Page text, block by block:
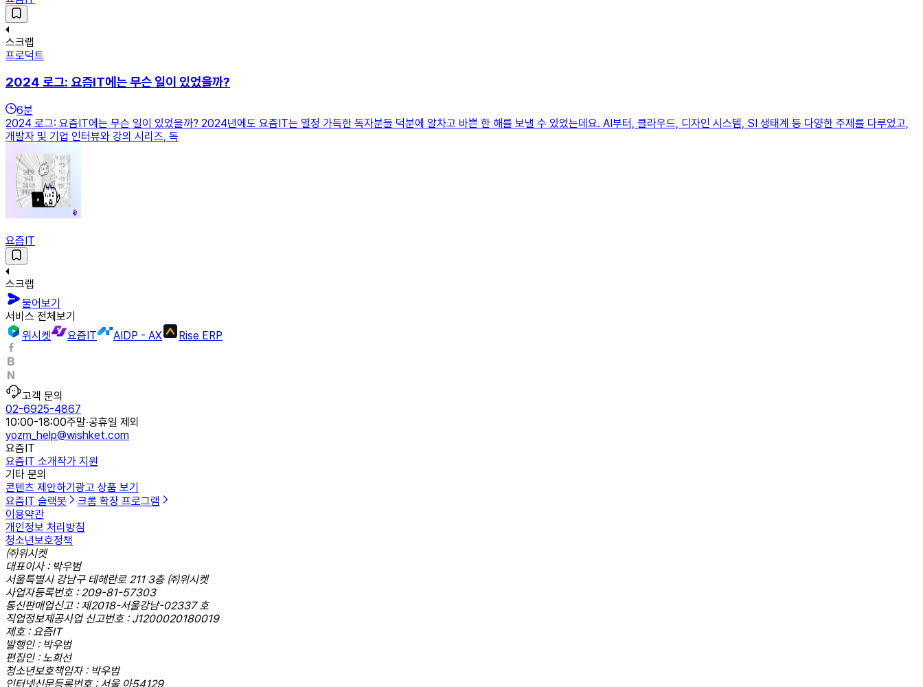
스크랩
프로덕트
2024 로그: 요즘IT에는 무슨 일이 있었을까?
6분
2024 로그: 요즘IT에는 무슨 일이 있었을까? 2024년에도 요즘IT는 열정 가득한 독자분들 덕분에 알차고 바쁜 한 해를 보낼 수 있었는데요. AI부터, 클라우드, 디자인 시스템, SI 생태계 등 다양한 주제를 다루었고,
개발자 및 기업 인터뷰와 강의 시리즈, 독
요즘IT
스크랩
물어보기
서비스 전체보기
위시켓
요즘IT AIDP - AX Rise ERP
고객 문의
02-6925-4867
10:00-18:00주말·공휴일 제외
yozm_help@wishket.com
요즘IT
요즘IT 소개작가 지원
기타 문의
콘텐츠 제안하기 광고 상품 보기
요즘IT 슬랙봇
크롬 확장 프로그램
이용약관
개인정보 처리방침
청소년보호정책
㈜위시켓
대표이사 : 박우범
서울특별시 강남구 테헤란로 211 3층 ㈜위시켓
사업자등록번호 : 209-81-57303
통신판매업신고 : 제2018-서울강남-02337 호
직업정보제공사업 신고번호 : J1200020180019
제호 : 요즘IT
발행인 : 박우범
편집인 : 노희선
청소년보호책임자 : 박우범
인터넷신문등록번호 : 서울,아54129